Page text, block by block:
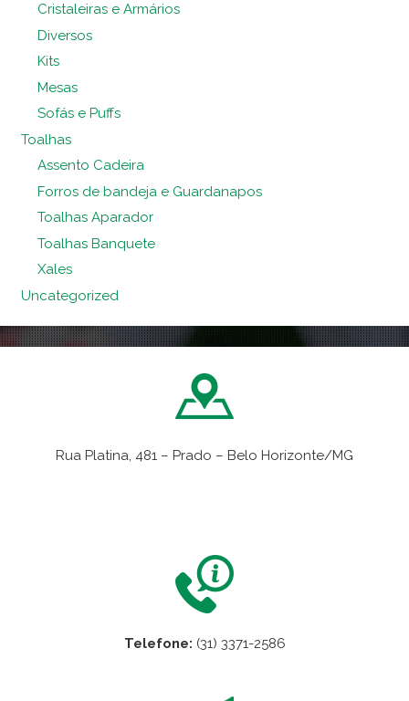
Cristaleiras e Armários
Diversos
Kits
Mesas
Sofás e Puffs
Toalhas
Assento Cadeira
Forros de bandeja e Guardanapos
Toalhas Aparador
Toalhas Banquete
Xales
Uncategorized
Rua Platina, 481 – Prado – Belo Horizonte/MG
Telefone: (31) 3371-2586